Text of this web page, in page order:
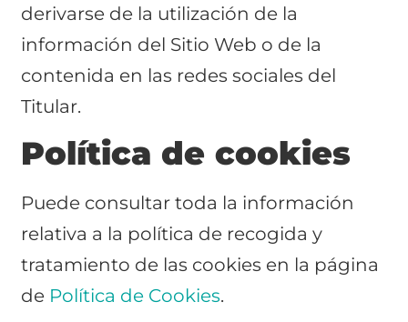
derivarse de la utilización de la
información del Sitio Web o de la
contenida en las redes sociales del
Titular.
Política de cookies
Puede consultar toda la información
relativa a la política de recogida y
tratamiento de las cookies en la página
de Política de Cookies.